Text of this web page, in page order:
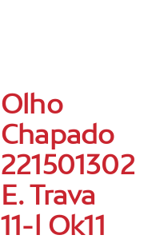
Olho
Chapado
221501302
E. Trava
11-l Ok11